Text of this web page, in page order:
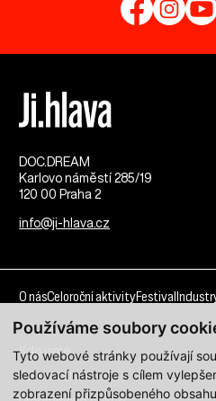
Používáme soubory
Tyto webové stránky používají
sledovací nástroje s cílem
zobrazení přizpůsobeného
DOC.DREAM​
Karlovo náměstí 285/19
120 00 Praha 2
info@ji-hlava.cz
O násCeloroční aktivityFestival
Kdo jsme
Partnerství